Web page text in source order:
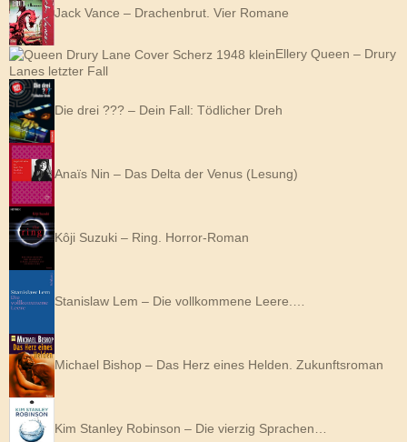
Jack Vance – Drachenbrut. Vier Romane
Ellery Queen – Drury
Lanes letzter Fall
Die drei ??? – Dein Fall: Tödlicher Dreh
Anaïs Nin – Das Delta der Venus (Lesung)
Kôji Suzuki – Ring. Horror-Roman
Stanislaw Lem – Die vollkommene Leere.…
Michael Bishop – Das Herz eines Helden. Zukunftsroman
Kim Stanley Robinson – Die vierzig Sprachen…